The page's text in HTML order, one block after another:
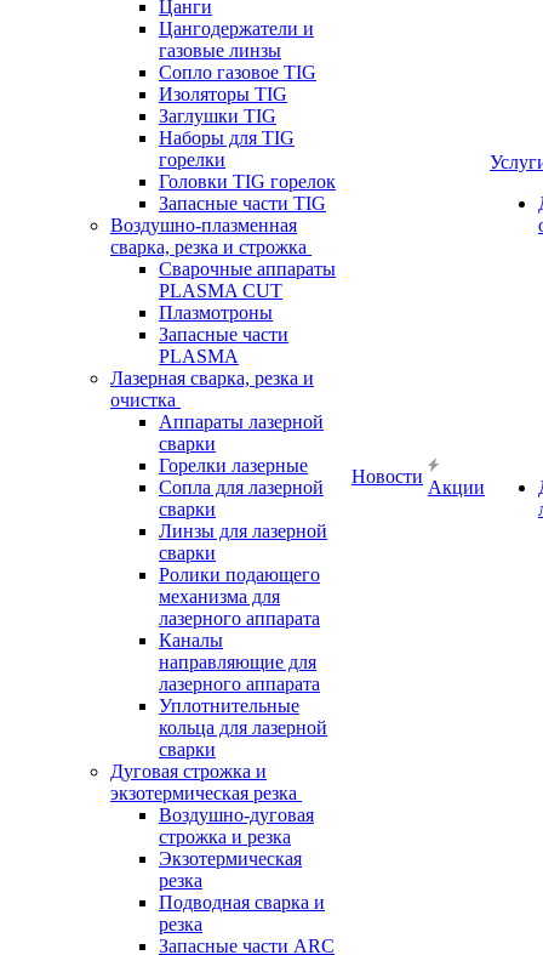
Цанги
Цангодержатели и
газовые линзы
Сопло газовое TIG
Изоляторы TIG
Заглушки TIG
Наборы для TIG
горелки
Головки TIG горелок
Запасные части TIG
Воздушно-плазменная
сварка, резка и строжка
Сварочные аппараты
PLASMA CUT
Плазмотроны
Запасные части
PLASMA
Лазерная сварка, резка и
очистка
Аппараты лазерной
сварки
Горелки лазерные
Сопла для лазерной
сварки
Линзы для лазерной
сварки
Ролики подающего
механизма для
лазерного аппарата
Каналы
направляющие для
лазерного аппарата
Уплотнительные
кольца для лазерной
сварки
Дуговая строжка и
экзотермическая резка
Воздушно-дуговая
строжка и резка
Экзотермическая
резка
Подводная сварка и
резка
Запасные части ARC
Новости
Акции